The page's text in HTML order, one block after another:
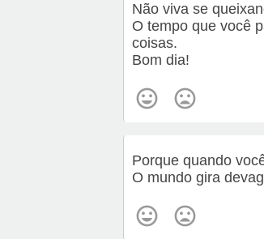
Não viva se
O tempo que você
coisas.
Bom dia!
Porque quando
O mundo gira